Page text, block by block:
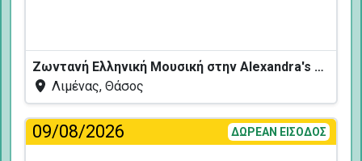
Ζωντανή Ελληνική Μουσική στην Alexandra's Restaurant
Λιμένας, Θάσος
09/08/2026 ΔΩΡΕΑΝ ΕΙΣΟΔΟΣ